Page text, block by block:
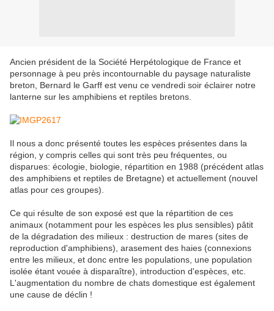
Ancien président de la Société Herpétologique de France et
personnage à peu près incontournable du paysage naturaliste
breton, Bernard le Garff est venu ce vendredi soir éclairer notre
lanterne sur les amphibiens et reptiles bretons.
Il nous a donc présenté toutes les espèces présentes dans la
région, y compris celles qui sont très peu fréquentes, ou
disparues: écologie, biologie, répartition en 1988 (précédent atlas
des amphibiens et reptiles de Bretagne) et actuellement (nouvel
atlas pour ces groupes).
Ce qui résulte de son exposé est que la répartition de ces
animaux (notamment pour les espèces les plus sensibles) pâtit
de la dégradation des milieux : destruction de mares (sites de
reproduction d'amphibiens), arasement des haies (connexions
entre les milieux, et donc entre les populations, une population
isolée étant vouée à disparaître), introduction d'espèces, etc.
L'augmentation du nombre de chats domestique est également
une cause de déclin !